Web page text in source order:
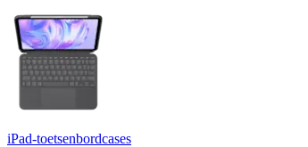
iPad-toetsenbordcases